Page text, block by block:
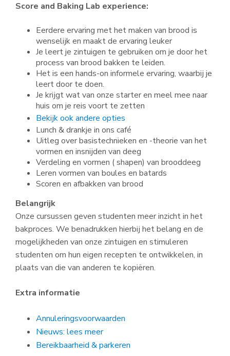
Score and Baking Lab experience:
Eerdere ervaring met het maken van brood is
wenselijk en maakt de ervaring leuker
Je leert je zintuigen te gebruiken om je door het
process van brood bakken te leiden.
Het is een hands-on informele ervaring, waarbij je
leert door te doen.
Je krijgt wat van onze starter en meel mee naar
huis om je reis voort te zetten
Bekijk ook andere opties
Lunch & drankje in ons café
Uitleg over basistechnieken en -theorie van het
vormen en insnijden van deeg
Verdeling en vormen ( shapen) van brooddeeg
Leren vormen van boules en batards
Scoren en afbakken van brood
Belangrijk
Onze cursussen geven studenten meer inzicht in het
bakproces. We benadrukken hierbij het belang en de
mogelijkheden van onze zintuigen en stimuleren
studenten om hun eigen recepten te ontwikkelen, in
plaats van die van anderen te kopiëren.
Extra informatie
Annuleringsvoorwaarden
Nieuws: lees meer
Bereikbaarheid & parkeren